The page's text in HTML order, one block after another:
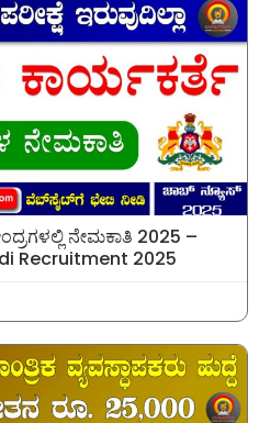
ನೇಮಕಾತಿ 2025 –
Recruitment 2025